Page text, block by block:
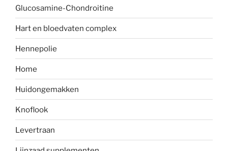
Glucosamine-Chondroitine
Hart en bloedvaten complex
Hennepolie
Home
Huidongemakken
Knoflook
Levertraan